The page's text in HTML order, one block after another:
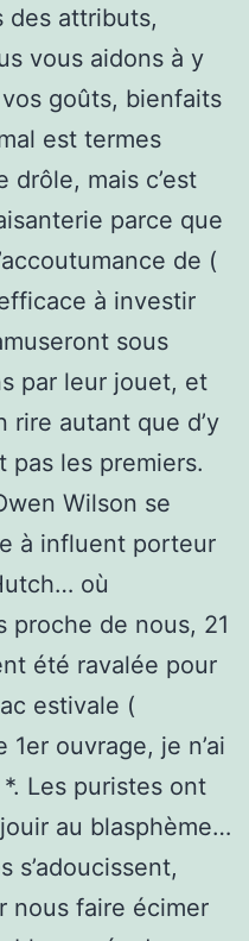
des attributs,
vous aidons à y
goûts, bienfaits
est termes
drôle, mais c’est
parce que
de (
à investir
sous
par leur jouet, et
rire autant que d’y
pas les premiers.
Wilson se
à influent porteur
où
proche de nous, 21
été ravalée pour
estivale (
ouvrage, je n’ai
Les puristes ont
au blasphème…
s’adoucissent,
nous faire écimer